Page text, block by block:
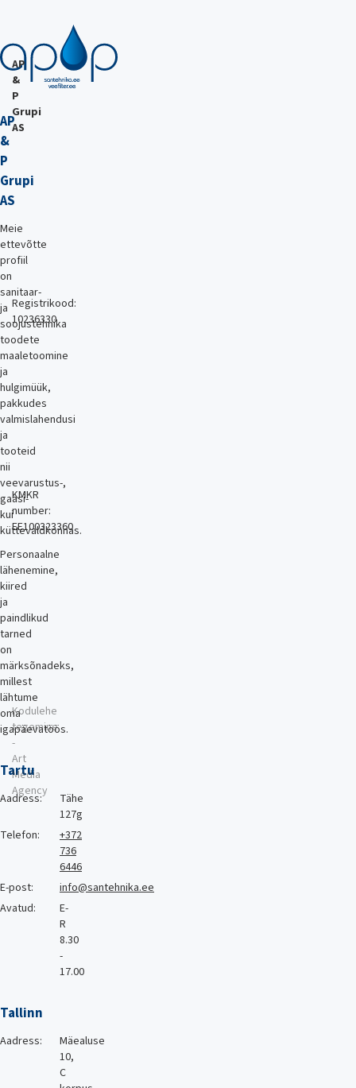
AP
&
P
Grupi
AS
Meie
ettevõtte
profiil
on
sanitaar-
ja
soojustehnika
toodete
maaletoomine
ja
hulgimüük,
pakkudes
valmislahendusi
ja
tooteid
nii
veevarustus-,
gaasi-
kui
küttevaldkonnas.
Personaalne
lähenemine,
kiired
ja
paindlikud
tarned
on
märksõnadeks,
millest
lähtume
oma
igapäevatöös.
Tartu
Aadress:
Tähe
127g
Telefon:
+372
736
6446
E-post:
info@santehnika.ee
Avatud:
E-
R
8.30
-
17.00
Tallinn
Aadress:
Mäealuse
10,
C
AP
&
P
Grupi
AS
Registrikood:
10236330
KMKR
number:
EE100323360
Kodulehe
tegemine
-
Art
Media
Agency